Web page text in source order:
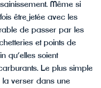
Même si
être jetée avec les
de passer par les
et points de
qu’elles soient
Le plus simple
la verser dans une